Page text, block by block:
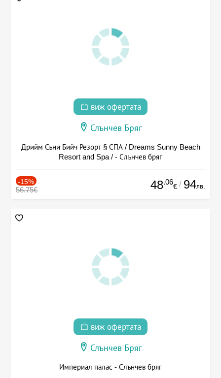
виж офертата
Слънчев Бряг
Дрийм Съни Бийч Резорт § СПА / Dreams Sunny Beach
Resort and Spa / - Слънчев бряг
-15%
56.75€ 48.06
€ / 94лв.
виж офертата
Слънчев Бряг
Империал палас - Слънчев бряг